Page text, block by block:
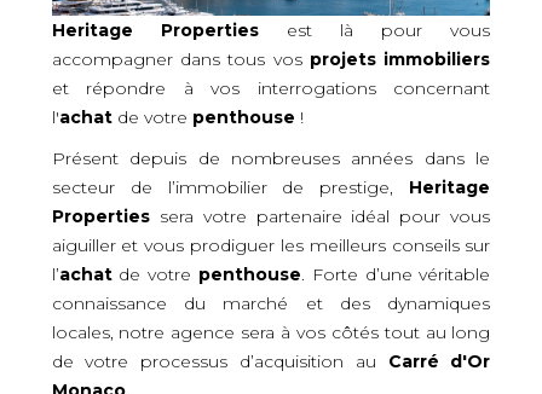
Heritage Propertiesest là pour vous
accompagner dans tous vos projets immobiliers
et répondre à vos interrogations concernant
l'achatde votre penthouse !
Présent depuis de nombreuses années dans le
secteur de l’immobilier de prestige, Heritage
Propertiessera votre partenaire idéal pour vous
aiguiller et vous prodiguer les meilleurs conseils sur
l’achatde votre penthouse . Forte d’une véritable
connaissance du marché et des dynamiques
locales, notre agence sera à vos côtés tout au long
de votre processus d’acquisition
au Carré d'Or